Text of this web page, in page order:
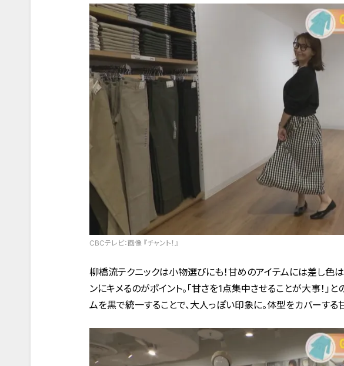
CBCテレビ：画像 『チャント！』
柳橋流テクニックは小物選びにも！甘めのアイテムには差し色
ンにキメるのがポイント。「甘さを1点集中させることが大事！」
ムを黒で統一することで、大人っぽい印象に。体型をカバーする